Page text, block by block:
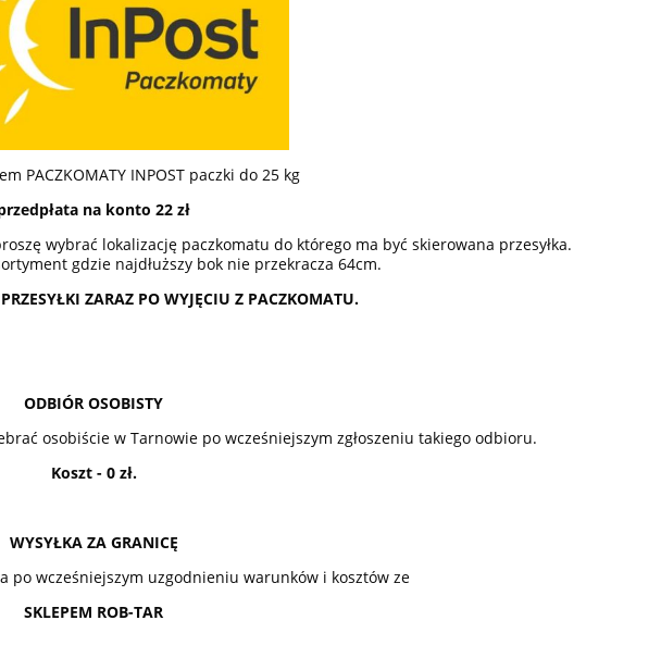
DO KALOSZY
ROZM. 43
25,00 zł
35,00 zł
MEGA SI + CHARTPLOTER Z
Przetwornikiem
Cena regularna:20 700,00 zł Cena
PACZKOMATY INPOST paczki do 25 kg
na konto 22 zł
wybrać lokalizację paczkomatu do którego ma być skierowana przesyłka.
gdzie najdłuższy bok nie przekracza 64cm.
ZARAZ PO WYJĘCIU Z PACZKOMATU.
ODBIÓR OSOBISTY
osobiście w Tarnowie po wcześniejszym zgłoszeniu takiego odbioru.
Koszt - 0 zł.
WYSYŁKA ZA GRANICĘ
po wcześniejszym uzgodnieniu warunków i kosztów ze
SKLEPEM ROB-TAR